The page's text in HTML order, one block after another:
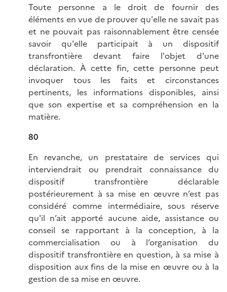
Toute personne a le droit de fournir des
éléments en vue de prouver qu'elle ne savait pas
et ne pouvait pas raisonnablement être censée
savoir qu'elle participait à un dispositif
transfrontière devant faire l'objet d'une
déclaration. À cette fin, cette personne peut
invoquer tous les faits et circonstances
pertinents, les informations disponibles, ainsi
que son expertise et sa compréhension en la
matière.
80
En revanche, un prestataire de services qui
interviendrait ou prendrait connaissance du
dispositif transfrontière déclarable
postérieurement à sa mise en œuvre n’est pas
considéré comme intermédiaire, sous réserve
qu'il n’ait apporté aucune aide, assistance ou
conseil se rapportant à la conception, à la
commercialisation ou à l’organisation du
dispositif transfrontière en question, à sa mise à
disposition aux fins de la mise en œuvre ou à la
gestion de sa mise en œuvre.